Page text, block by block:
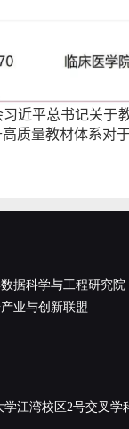
近平总书记关于
质量教材体系对
据科学与工程研究院
业与创新联盟
江湾校区2号交叉学